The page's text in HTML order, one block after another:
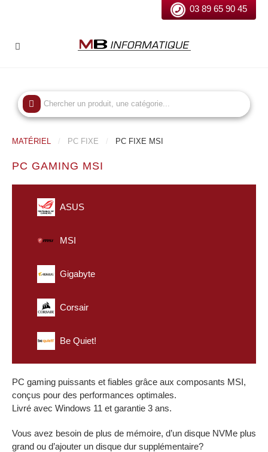
03 89 65 90 45
MATÉRIEL PC FIXE PC FIXE MSI
PC GAMING MSI
ASUS
MSI
Gigabyte
Corsair
Be Quiet!
PC gaming puissants et fiables grâce aux composants MSI,
conçus pour des performances optimales.
Livré avec Windows 11 et garantie 3 ans.
Vous avez besoin de plus de mémoire, d’un disque NVMe plus
grand ou d’ajouter un disque dur supplémentaire?